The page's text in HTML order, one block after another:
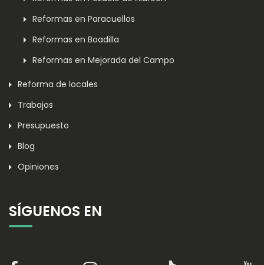
Reformas en Paracuellos
Reformas en Boadilla
Reformas en Mejorada del Campo
Reforma de locales
Trabajos
Presupuesto
Blog
Opiniones
SÍGUENOS EN